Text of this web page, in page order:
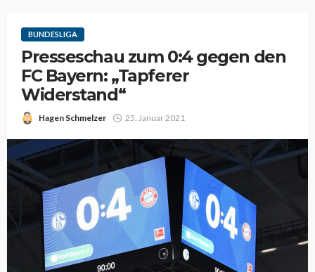
BUNDESLIGA
Presseschau zum 0:4 gegen den
FC Bayern: „Tapferer
Widerstand“
Hagen Schmelzer 25. Januar 2021